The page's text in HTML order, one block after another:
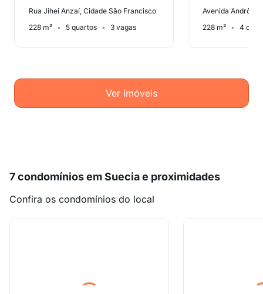
Rua Jihei Anzaí, Cidade São Francisco
228 m²
5 quartos 3 vagas 228 m² 4
Ver imóveis
7 condomínios em Suecia e proximidades
Confira os condomínios do local